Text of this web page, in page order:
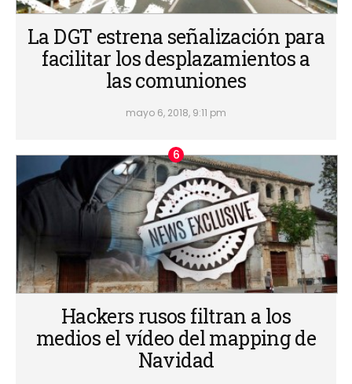
La DGT estrena señalización para
facilitar los desplazamientos a
las comuniones
mayo 6, 2018, 9:11 pm
Hackers rusos filtran a los
medios el vídeo del mapping de
Navidad